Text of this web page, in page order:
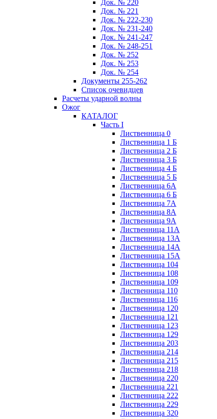
Док. № 220
Док. № 221
Док. № 222-230
Док. № 231-240
Док. № 241-247
Док. № 248-251
Док. № 252
Док. № 253
Док. № 254
Документы 255-262
Список очевидцев
Расчеты ударной волны
Ожог
КАТАЛОГ
Часть I
Лиственница 0
Лиственница 1 Б
Лиственница 2 Б
Лиственница 3 Б
Лиственница 4 Б
Лиственница 5 Б
Лиственница 6А
Лиственница 6 Б
Лиственница 7А
Лиственница 8А
Лиственница 9А
Лиственница 11А
Лиственница 13А
Лиственница 14А
Лиственница 15А
Лиственница 104
Лиственница 108
Лиственница 109
Лиственница 110
Лиственница 116
Лиственница 120
Лиственница 121
Лиственница 123
Лиственница 129
Лиственница 203
Лиственница 214
Лиственница 215
Лиственница 218
Лиственница 220
Лиственница 221
Лиственница 222
Лиственница 229
Лиственница 320